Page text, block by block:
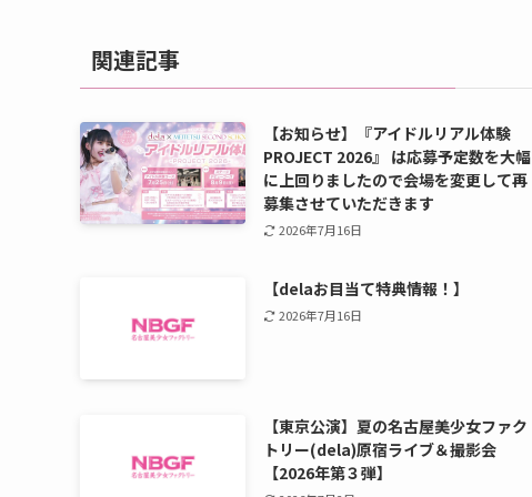
関連記事
【お知らせ】『アイドルリアル体験
PROJECT 2026』 は応募予定数を大幅
に上回りましたので会場を変更して再
募集させていただきます
2026年7月16日
【delaお目当て特典情報！】
2026年7月16日
【東京公演】夏の名古屋美少女ファク
トリー(dela)原宿ライブ＆撮影会
【2026年第３弾】